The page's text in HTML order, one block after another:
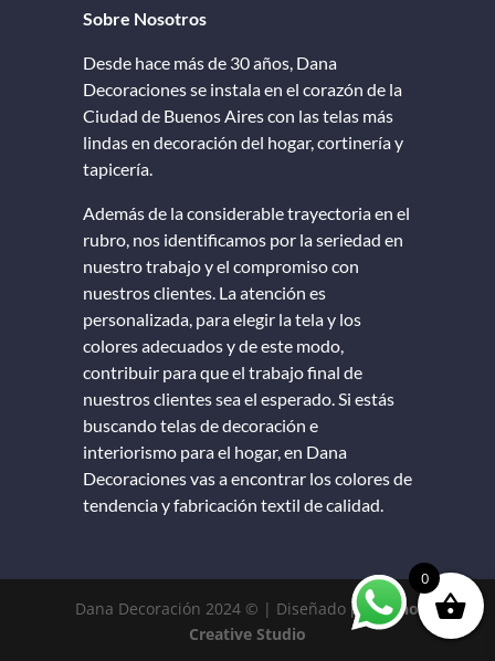
Sobre Nosotros
Desde hace más de 30 años, Dana
Decoraciones se instala en el corazón de la
Ciudad de Buenos Aires con las telas más
lindas en decoración del hogar, cortinería y
tapicería.
Además de la considerable trayectoria en el
rubro, nos identificamos por la seriedad en
nuestro trabajo y el compromiso con
nuestros clientes. La atención es
personalizada, para elegir la tela y los
colores adecuados y de este modo,
contribuir para que el trabajo final de
nuestros clientes sea el esperado. Si estás
buscando telas de decoración e
interiorismo para el hogar, en Dana
Decoraciones vas a encontrar los colores de
tendencia y fabricación textil de calidad.
Dana Decoración 2024 © | Diseñado porMino
Creative Studio
0